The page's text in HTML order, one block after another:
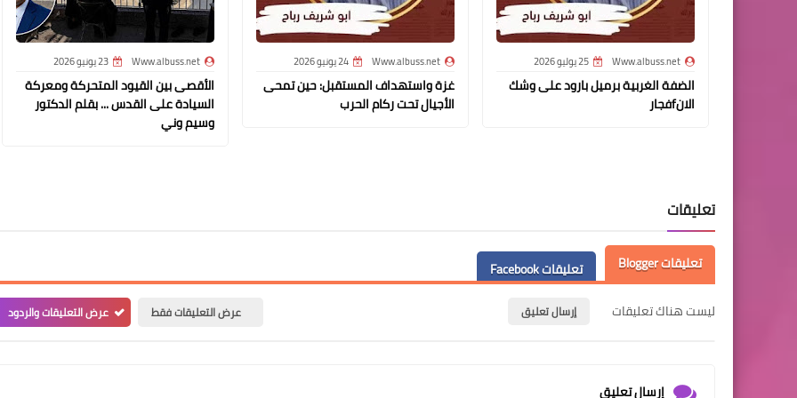
Www.albuss.net 25 يوليو 2026
الضفة الغربية برميل بارود على وشك
الانfفجار
Www.albuss.net 24 يونيو 2026
غزة واستهداف المستقبل: حين تمحى
الأجيال تحت ركام الحرب
Www.albuss.net 23 يونيو 2026
الأقصى بين القيود المتحركة ومعركة
السيادة على القدس ... بقلم الدكتور
وسيم وني
تعليقات
تعليقات Blogger
تعليقات Facebook
ليست هناك تعليقات
إرسال تعليق عرض التعليقات فقط عرض التعليقات والردود
إرسال تعليق